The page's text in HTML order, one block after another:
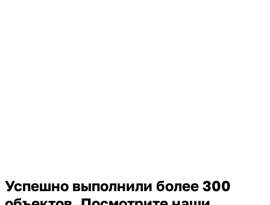
Успешно выполнили более 300